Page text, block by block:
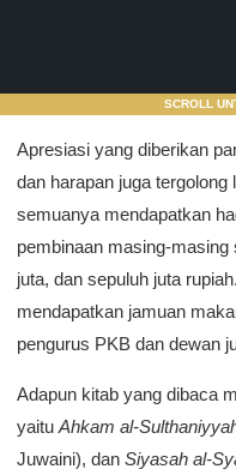
SCROLL
Apresiasi yang diberikan
dan harapan juga
semuanya mendapatkan
pembinaan masing-masing
juta, dan sepuluh juta
mendapatkan jamuan
pengurus PKB dan dewan
Adapun kitab yang dibaca
yaitu Ahkam al-
Juwaini), dan Siyasah al-